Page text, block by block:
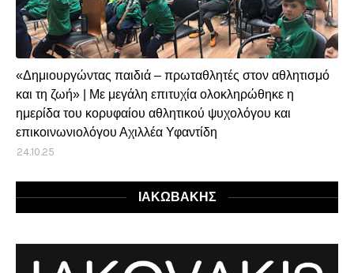
«Δημιουργώντας παιδιά – πρωταθλητές στον αθλητισμό
και τη ζωή» | Με μεγάλη επιτυχία ολοκληρώθηκε η
ημερίδα του κορυφαίου αθλητικού ψυχολόγου και
επικοινωνιολόγου Αχιλλέα Υφαντίδη
24.10.25
ΙΑΚΩΒΑΚΗΣ